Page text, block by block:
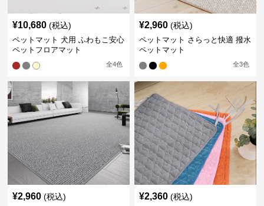
¥10,680 (税込)
ペットマット 犬用 ふわもこ安心
ペットフロアマット
全4色
¥2,960 (税込)
ペットマット さらっと快適 撥水
ペットマット
全3色
¥2,960 (税込) ¥2,360 (税込)